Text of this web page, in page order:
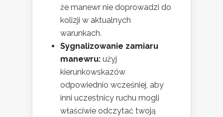
że manewr nie doprowadzi do
kolizji w aktualnych
warunkach.
Sygnalizowanie zamiaru
manewru: użyj
kierunkowskazów
odpowiednio wcześniej, aby
inni uczestnicy ruchu mogli
właściwie odczytać twoją